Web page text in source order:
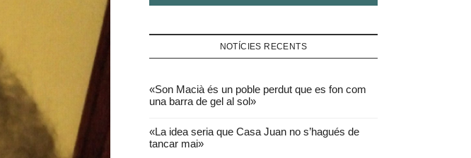
NOTÍCIES RECENTS
«Son Macià és un poble perdut que es fon com
una barra de gel al sol»
«La idea seria que Casa Juan no s’hagués de
tancar mai»